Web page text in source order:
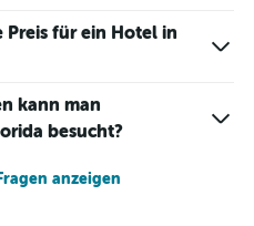
Preis für ein Hotel in
kann man
besucht?
anzeigen